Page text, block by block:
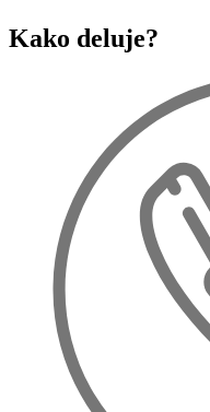
Kako deluje?